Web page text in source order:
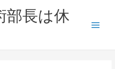
部長は休